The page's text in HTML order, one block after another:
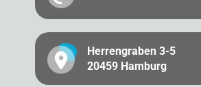
Herrengraben 3-5
20459 Hamburg